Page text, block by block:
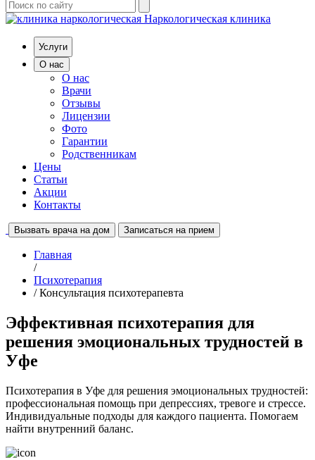
Наркологическая клиника
Услуги
О нас
О нас
Врачи
Отзывы
Лицензии
Фото
Гарантии
Родственникам
Цены
Статьи
Акции
Контакты
Вызвать врача на дом Записаться на прием
Главная
/
Психотерапия
/ Консультация психотерапевта
Эффективная психотерапия для
решения эмоциональных трудностей в
Уфе
Психотерапия в Уфе для решения эмоциональных трудностей:
профессиональная помощь при депрессиях, тревоге и стрессе.
Индивидуальные подходы для каждого пациента. Помогаем
найти внутренний баланс.